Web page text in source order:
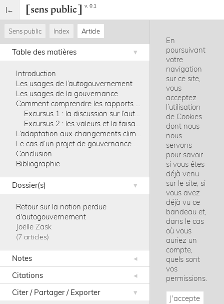
v. 0.1
Sens public Index Article
Table des matières
Introduction
Les usages de l’autogouvernement
Les usages de la gouvernance
Conclusion
Bibliographie
Dossier(s)
Retour sur la notion perdue
d'autogouvernement
Joëlle Zask
7 articles
Notes
Citations
Citer / Partager / Exporter
En
poursuivant
votre
navigation
sur ce site,
vous
acceptez
l’utilisation
de Cookies
dont nous
nous
servons
pour savoir
si vous êtes
déjà venu
sur le site, si
vous avez
déjà vu ce
bandeau et,
dans le cas
où vous
auriez un
compte,
quels sont
vos
permissions.
J'accepte